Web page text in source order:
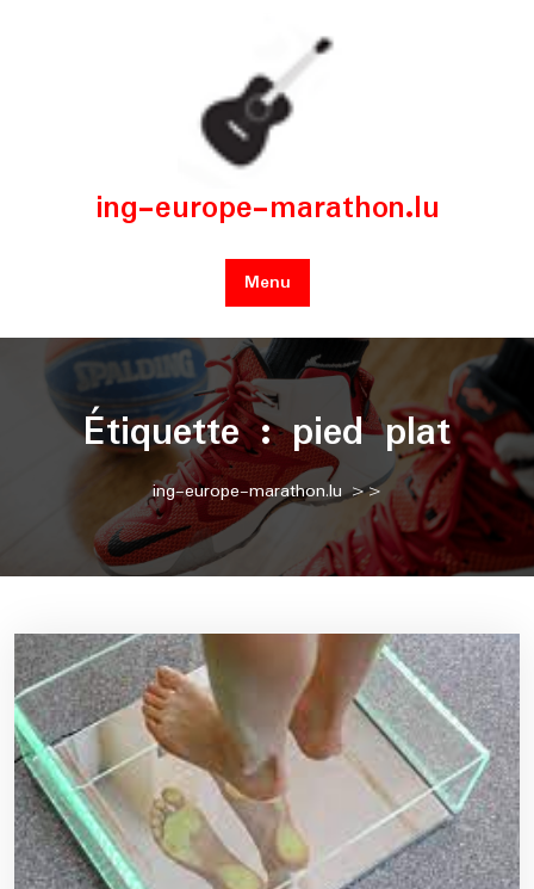
ing-europe-marathon.lu
Menu
Étiquette :pied plat
ing-europe-marathon.lu>>